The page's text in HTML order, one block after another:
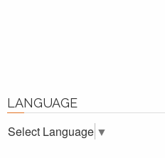
LANGUAGE
Select Language ▼